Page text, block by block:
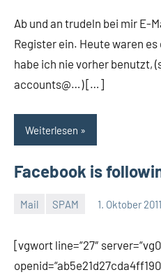
Ab und an trudeln bei mir E-
Register ein. Heute waren
habe ich nie vorher benutzt,
accounts@…) […]
Weiterlesen
Facebook is
Mail SPAM 1. Oktober 2011
[vgwort line=“27″